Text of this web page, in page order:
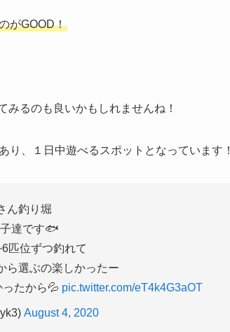
がGOOD！
るのも良いかもしれませんね！
り、１日中遊べるスポットとなっています！
ん釣り堀
達です🐟
匹位ずつ釣れて
ら選ぶの楽しかったー
たから💦 pic.twitter.com/eT4k4G3aOT
August 4, 2020